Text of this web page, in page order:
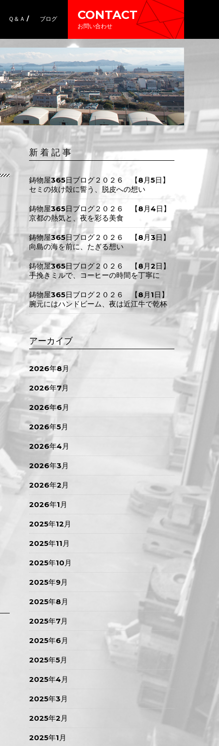
Ｑ＆Ａ / ブログ CONTACT
お問い合わせ
新 着 記 事
鋳物屋365日ブログ２０２６ 【8月5日】
セミの抜け殻に誓う、脱皮への想い
鋳物屋365日ブログ２０２６ 【8月4日】
京都の熱気と、夜を彩る美食
鋳物屋365日ブログ２０２６ 【8月3日】
向島の海を前に、たぎる想い
鋳物屋365日ブログ２０２６ 【8月2日】
手挽きミルで、コーヒーの時間を丁寧に
鋳物屋365日ブログ２０２６ 【8月1日】
腕元にはハンドビーム、夜は近江牛で乾杯
アーカイブ
2026年8月
2026年7月
2026年6月
2026年5月
2026年4月
2026年3月
2026年2月
2026年1月
2025年12月
2025年11月
2025年10月
2025年9月
2025年8月
2025年7月
2025年6月
2025年5月
2025年4月
2025年3月
2025年2月
2025年1月